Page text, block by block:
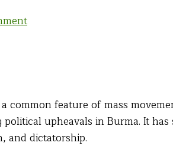
on
On
(Aung
Zaw)
feature of mass
upheavals in Burma. It
and dictatorship.